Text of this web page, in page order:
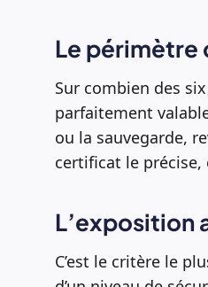
Le
Sur combien des
parfaitement
ou la sauvegarde,
certificat le précise,
L’exposition
C’est le critère le